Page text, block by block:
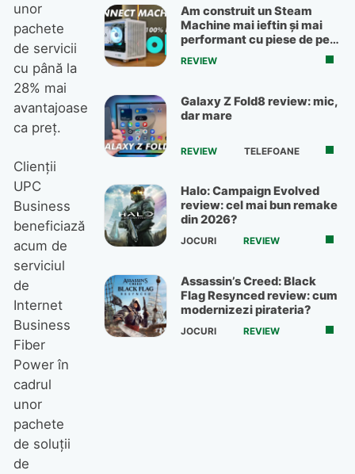
unor
pachete
de servicii
cu până la
28% mai
avantajoase
ca preţ.
Clienţii
UPC
Business
beneficiază
acum de
serviciul
de
Internet
Business
Fiber
Power în
cadrul
unor
pachete
de soluţii
de
Am construit un Steam
Machine mai ieftin și mai
performant cu piese de pe
OLX
REVIEW
Galaxy Z Fold8 review: mic,
dar mare
REVIEW TELEFOANE
Halo: Campaign Evolved
review: cel mai bun remake
din 2026?
JOCURI REVIEW
Assassin’s Creed: Black
Flag Resynced review: cum
modernizezi pirateria?
JOCURI REVIEW